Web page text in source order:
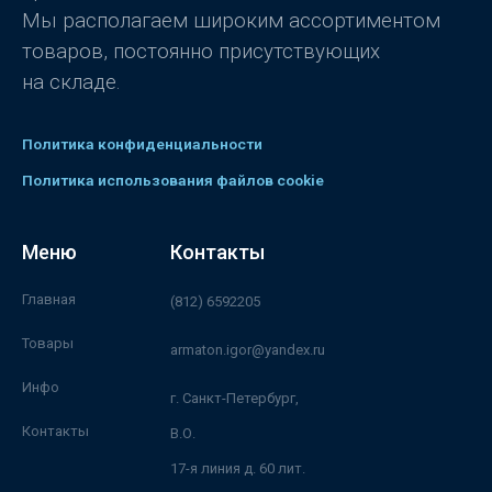
Мы располагаем широким ассортиментом
товаров, постоянно присутствующих
на складе.
Политика конфиденциальности
Политика использования файлов cookie
Меню
Главная
Товары
Инфо
Контакты
Контакты
(812) 6592205
armaton.igor@yandex.ru
г. Санкт-Петербург,
В.О.
17-я линия д. 60 лит.